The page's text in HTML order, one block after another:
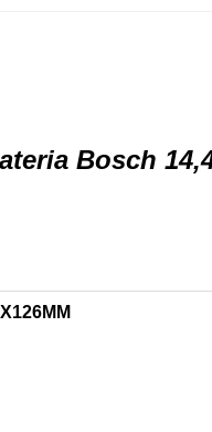
Bosch